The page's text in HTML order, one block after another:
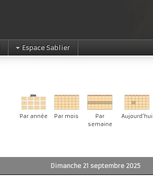
Espace Sablier
Par année Par mois
Par
semaine
Aujourd'hui
Dimanche 21 septembre 2025